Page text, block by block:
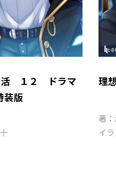
活 １２ ドラマ
装版
理
著
イ